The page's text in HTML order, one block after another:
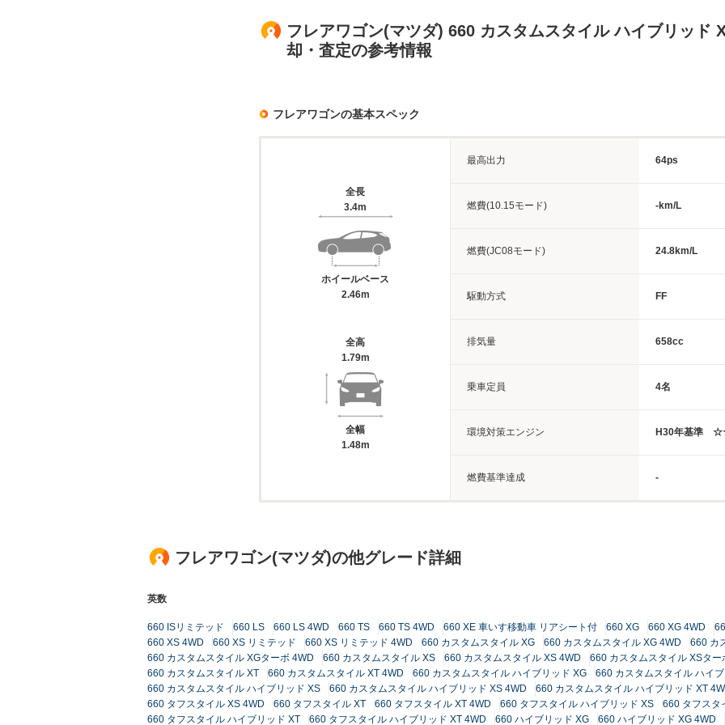
フレアワゴン(マツダ) 660 カスタムスタイル ハイブリッド
却・査定の参考情報
フレアワゴンの基本スペック
全長
3.4m
ホイールベース
2.46m
全高
1.79m
全幅
1.48m
最高出力 64ps
燃費(10.15モード) -km/L
燃費(JC08モード) 24.8km/L
駆動方式 FF
排気量 658cc
乗車定員 4名
環境対策エンジン H30年基準
燃費基準達成 -
フレアワゴン(マツダ)の他グレード詳細
英数
660 ISリミテッド 660 LS 660 LS 4WD 660 TS 660 TS 4WD 660 XE 車いす移動車 リアシート付 660 XG 660 XG 4WD
660 XS 4WD
660 XS リミテッド 660 XS リミテッド 4WD 660 カスタムスタイル XG 660 カスタムスタイル XG 4WD
660 カ
660 カスタムスタイル XGターボ 4WD
660 カスタムスタイル XS 660 カスタムスタイル XS 4WD 660 カスタムスタイル XSター
660 カスタムスタイル XT
660 カスタムスタイル XT 4WD 660 カスタムスタイル ハイブリッド XG
660 カスタムスタイル ハイ
660 カスタムスタイル ハイブリッド XS
660 カスタムスタイル ハイブリッド XS 4WD 660 カスタムスタイル ハイブリッド XT
660 タフスタイル XS 4WD
660 タフスタイル XT 660 タフスタイル XT 4WD 660 タフスタイル ハイブリッド XS
660 タフスタ
660 タフスタイル ハイブリッド XT
660 タフスタイル ハイブリッド XT 4WD 660 ハイブリッド XG 660 ハイブリッド XG 4WD